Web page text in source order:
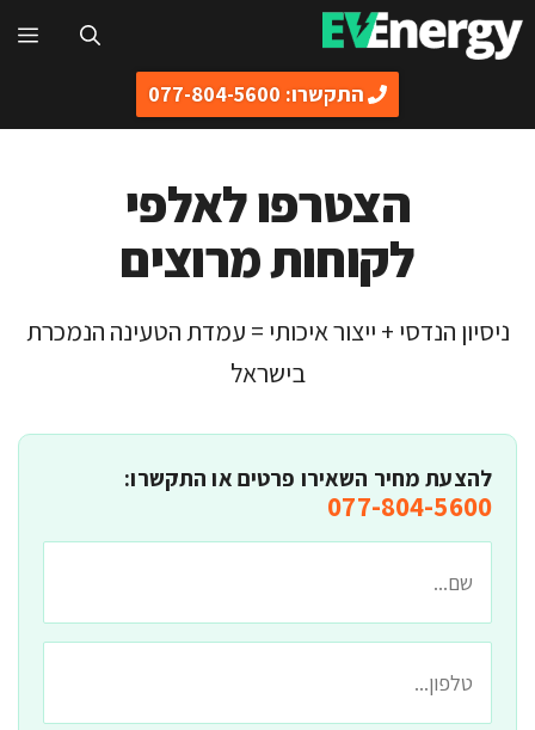
לדלג
לתוכן
התקשרו: 077-804-5600
הצטרפו לאלפי
לקוחות מרוצים
ניסיון הנדסי + ייצור איכותי = עמדת הטעינה הנמכרת
בישראל
להצעת מחיר השאירו פרטים או התקשרו:
077-804-5600